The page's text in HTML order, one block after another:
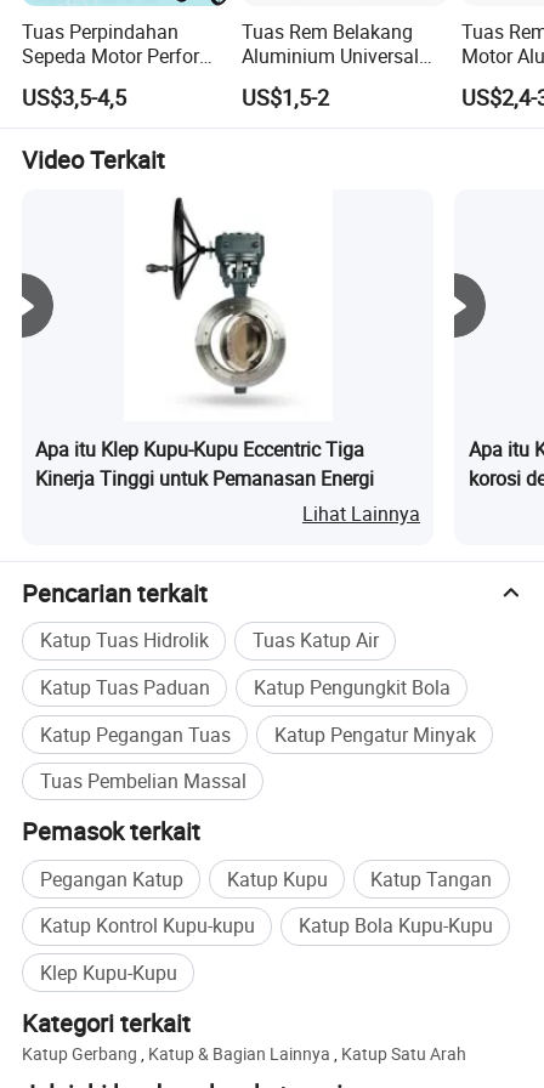
Tianjin Yosor Machinery Equipment Co., Ltd.
Didirikan pada tahun 2018, adalah perusahaan
bersertifikasi ISO 9001, yang berkomitmen untuk
memproduksi dan produk-produk terkait Air
Works dan perlengkapan mesin proteksi lingkungan.
Sekarang perusahaan telah menjadi suatu
rancangan, pengembangan, produksi, manufaktur,
penjualan di salah satu perusahaan pabrik
katup.mekanis perusahaan tersebut
Pemrosesan, pengelasan heat treatment, pusat
produksi dan pengujian mencakup pengujian
tekanan perakitan, pengujian fisik dan kimia, dll.
Yosor terutama berupa katup reproduksi
(Concentricdan Eksentrik ), katup pintu(Resilient
bola dunia,straines,katup pelepasan, konveyor
profesional untuk memberikan dukungan teknis
profesional dan efisien kepada pelanggan.
Filosofi Yoakor adalah memberikan produk-produk yang
hemat biaya-biaya dan pelayanan yang terbaik.
Selamat datang di kontak kami untuk informasi lebih
lanjut. Tianjin Yaa okor Machinery Equipment. Ltd akan
berupaya keras memberikan solusi dan layanan terbaik
untuk setiap pelanggan.
Tuas Perpindahan
Sepeda Motor Performa
Tinggi Gixxer150 untuk
Pengendaraan yang
Halus
US$3,5-4,5
Tuas Rem Belakang
Aluminium Universal
untuk Semua Sepeda
Motor Trail
US$1,5-2
Tuas
Motor
untuk
Suzuki
US$2,4-
Video Terkait
Apa itu Klep Kupu-Kupu Eccentric Tiga
Kinerja Tinggi untuk Pemanasan Energi
Lihat Lainnya
Apa itu
korosi
Pencarian terkait
Katup Tuas Hidrolik
Tuas Katup Air
Katup Tuas Paduan
Katup Pengungkit Bola
Katup Pegangan Tuas
Katup Pengatur Minyak
Tuas Pembelian Massal
Pemasok terkait
Pegangan Katup Katup Kupu
Katup Tangan
Katup Kontrol Kupu-kupu
Katup Bola Kupu-Kupu
Klep Kupu-Kupu
Kategori terkait
Katup Gerbang , Katup & Bagian Lainnya , Katup Satu Arah